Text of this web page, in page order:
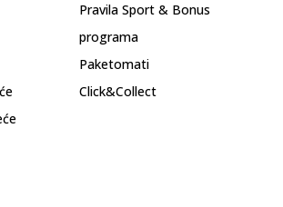
Pravila Sport & Bonus
programa
Paketomati
Click&Collect